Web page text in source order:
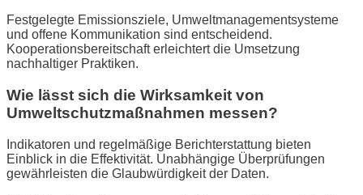
Festgelegte Emissionsziele, Umweltmanagementsysteme
und offene Kommunikation sind entscheidend.
Kooperationsbereitschaft erleichtert die Umsetzung
nachhaltiger Praktiken.
Wie lässt sich die Wirksamkeit von
Umweltschutzmaßnahmen messen?
Indikatoren und regelmäßige Berichterstattung bieten
Einblick in die Effektivität. Unabhängige Überprüfungen
gewährleisten die Glaubwürdigkeit der Daten.